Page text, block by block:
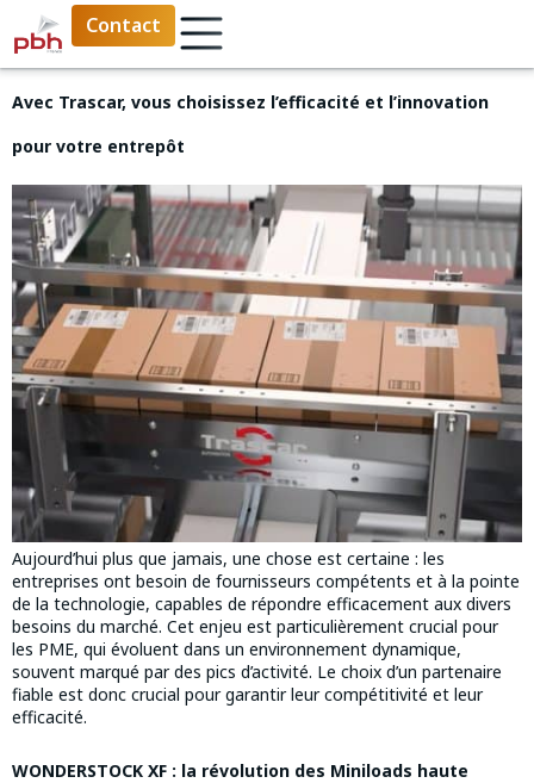
Contact
Avec Trascar, vous choisissez l’efficacité et l’innovation
pour votre entrepôt
Aujourd’hui plus que jamais, une chose est certaine : les
entreprises ont besoin de fournisseurs compétents et à la pointe
de la technologie, capables de répondre efficacement aux divers
besoins du marché. Cet enjeu est particulièrement crucial pour
les PME, qui évoluent dans un environnement dynamique,
souvent marqué par des pics d’activité. Le choix d’un partenaire
fiable est donc crucial pour garantir leur compétitivité et leur
efficacité.
WONDERSTOCK XF : la révolution des Miniloads haute